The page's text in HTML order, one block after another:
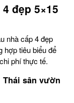
đẹp 5×15
nhà cấp 4 đẹp
hợp tiêu biểu để
phí thực tế.
Thái sân vườn